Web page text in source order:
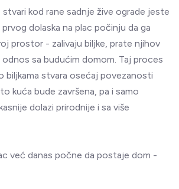
stvari kod rane sadnje žive ograde jeste
dolaska na plac počinju da ga
prostor - zalivaju biljke, prate njihov
sa budućim domom. Taj proces
biljkama stvara osećaj povezanosti
kuća bude završena, pa i samo
dolazi prirodnije i sa više
već danas počne da postaje dom -